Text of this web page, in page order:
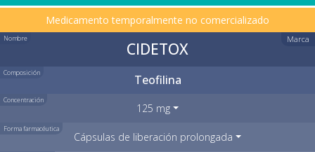
Medicamento temporalmente no comercializado
Nombre Marca
CIDETOX
Composición Teofilina
Concentración
125 mg
Forma farmacéutica
Cápsulas de liberación prolongada